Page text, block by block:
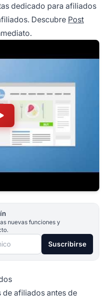
dedicado para afiliados
Descubre Post
nuevas funciones y
Suscribirse
de afiliados antes de